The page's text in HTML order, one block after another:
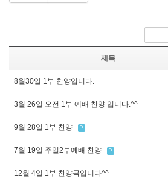
제목
8월30일 1부 찬양입니다.
3월 26일 오전 1부 예배 찬양 입니다.^^
9월 28일 1부 찬양
7월 19일 주일2부예배 찬양
12월 4일 1부 찬양곡입니다^^